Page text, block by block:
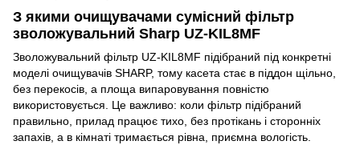
З якими очищувачами сумісний фільтр
зволожувальний Sharp UZ-KIL8MF
Зволожувальний фільтр UZ-KIL8MF підібраний під конкретні
моделі очищувачів SHARP, тому касета стає в піддон щільно,
без перекосів, а площа випаровування повністю
використовується. Це важливо: коли фільтр підібраний
правильно, прилад працює тихо, без протікань і сторонніх
запахів, а в кімнаті тримається рівна, приємна вологість.